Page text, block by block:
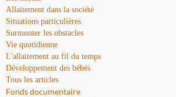
Allaitement dans la société
Situations particulières
Surmonter les obstacles
Vie quotidienne
L'allaitement au fil du temps
Développement des bébés
Tous les articles
Fonds documentaire